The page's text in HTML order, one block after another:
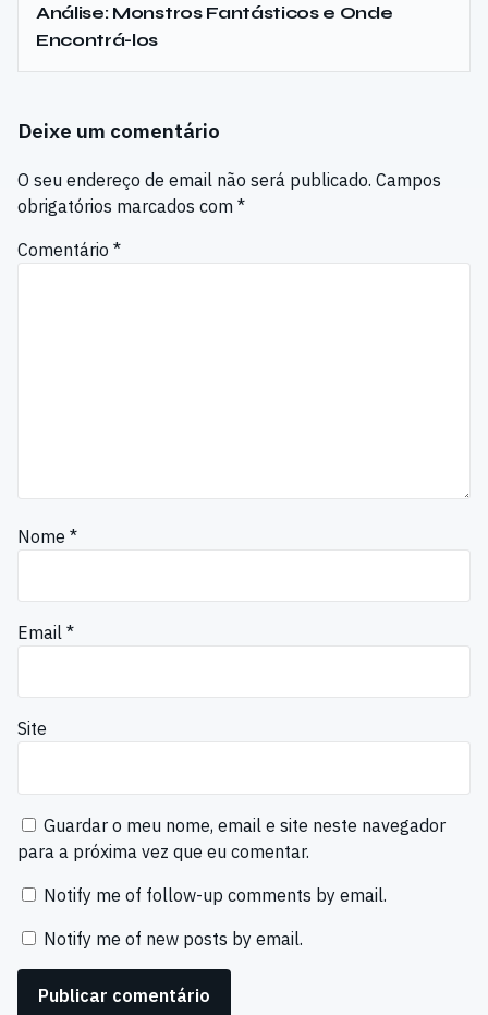
Análise: Monstros Fantásticos e Onde
Encontrá-los
Deixe um comentário
O seu endereço de email não será publicado. Campos
obrigatórios marcados com *
Comentário *
Nome *
Email *
Site
Guardar o meu nome, email e site neste navegador
para a próxima vez que eu comentar.
Notify me of follow-up comments by email.
Notify me of new posts by email.